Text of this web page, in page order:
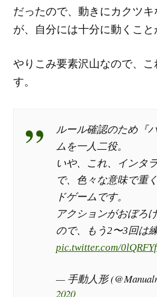
だったので、動きにカクツ
が、自分には十分に動くこと
やりこみ要素沢山なので、
す。
ルール確認のため『
ムを一人二役。
いや、これ、インタ
で、色々な意味で重
ドゲームです。
アクションがおぼろ
ので、もう2〜3回は
pic.twitter.com/
— 手動人形
2020